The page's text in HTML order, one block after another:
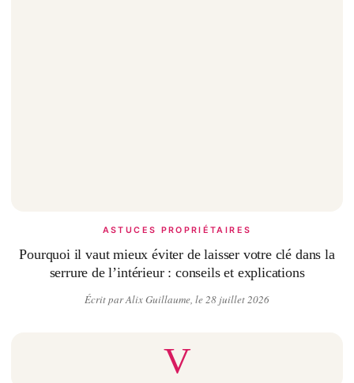
ASTUCES PROPRIÉTAIRES
Pourquoi il vaut mieux éviter de laisser votre clé dans la
serrure de l’intérieur : conseils et explications
Écrit par Alix Guillaume, le 28 juillet 2026
V